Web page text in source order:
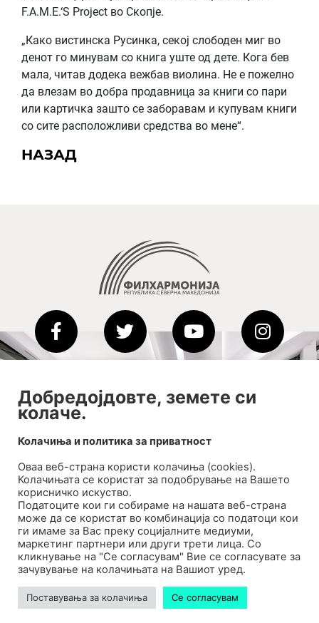
F.A.M.E.‘S Project во Скопје.
„Како вистинска Русинка, секој слободен миг во
денот го минувам со книга уште од дете. Кога бев
мала, читав додека вежбав виолина. Не е пожелно
да влезам во добра продавница за книги со пари
или картичка зашто се заборавам и купувам книги
со сите расположливи средства во мене“.
НАЗАД
2020-09-01_argument!
Filharmonija
Контакт
Добредојдовте, земете си
колаче.
Колачиња и политика за приватност
Оваа веб-странa користи колачиња (cookies).
Колачињата се користат за подобрување на Вашето
корисничко искуство.
Податоците кои ги собираме на нашата веб-страна
може да се користат во комбинација со податоци кои
ги имаме за Вас преку социјалните медиуми,
маркетинг партнери или други трети лица. Со
кликнување на "Се согласувам" Вие се согласувате за
зачувување на колачињата на Вашиот уред.
Поставувања за колачиња Се согласувам